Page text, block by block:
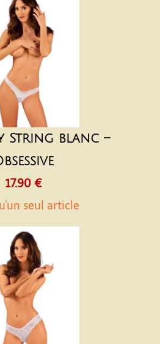
String blanc –
17.90 €
seul article